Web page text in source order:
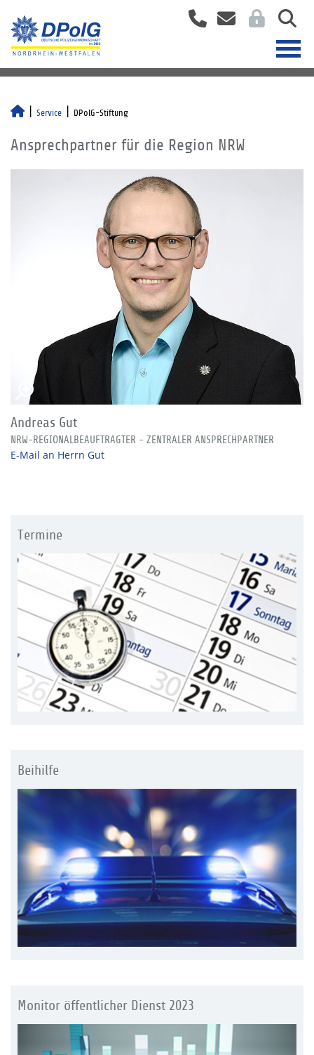
Service DPolG-Stiftung
Ansprechpartner für die Region NRW
Andreas Gut
NRW-REGIONALBEAUFTRAGTER - ZENTRALER ANSPRECHPARTNER
E-Mail an Herrn Gut
Termine
Beihilfe
Monitor öffentlicher Dienst 2023